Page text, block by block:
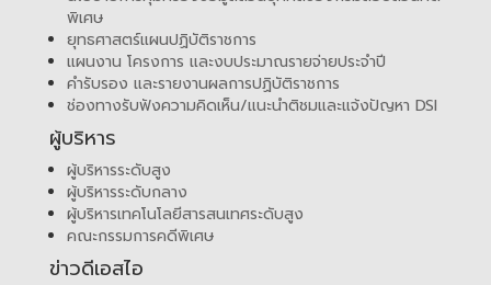
พิเศษ
ยุทธศาสตร์แผนปฏิบัติราชการ
แผนงาน โครงการ และงบประมาณรายจ่ายประจำปี
คำรับรอง และรายงานผลการปฏิบัติราชการ
ช่องทางรับฟังความคิดเห็น/แนะนำติชมและแจ้งปัญหา DSI
ผู้บริหาร
ผู้บริหารระดับสูง
ผู้บริหารระดับกลาง
ผู้บริหารเทคโนโลยีสารสนเทศระดับสูง
คณะกรรมการคดีพิเศษ
ข่าวดีเอสไอ